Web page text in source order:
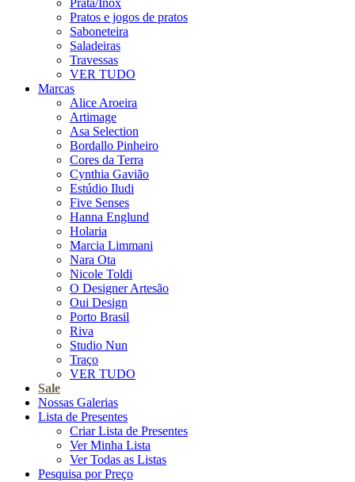
Prata/Inox
Pratos e jogos de pratos
Saboneteira
Saladeiras
Travessas
VER TUDO
Marcas
Alice Aroeira
Artimage
Asa Selection
Bordallo Pinheiro
Cores da Terra
Cynthia Gavião
Estúdio Iludi
Five Senses
Hanna Englund
Holaria
Marcia Limmani
Nara Ota
Nicole Toldi
O Designer Artesão
Oui Design
Porto Brasil
Riva
Studio Nun
Traço
VER TUDO
Sale
Nossas Galerias
Lista de Presentes
Criar Lista de Presentes
Ver Minha Lista
Ver Todas as Listas
Pesquisa por Preço